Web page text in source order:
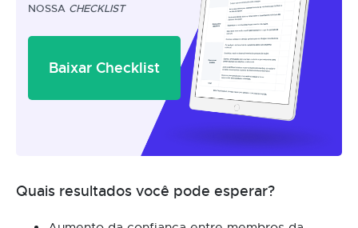
NOSSA CHECKLIST
Baixar Checklist
Quais resultados você pode esperar?